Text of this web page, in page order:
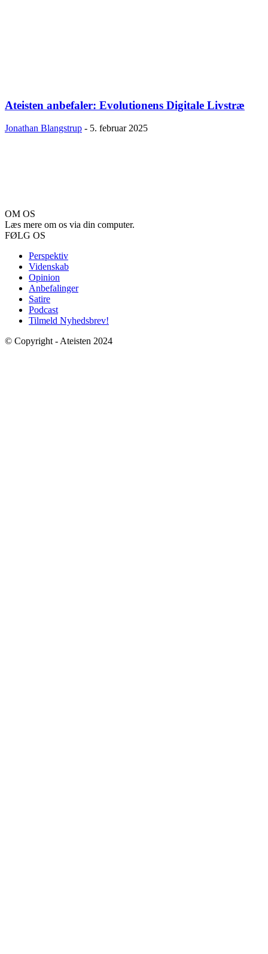
Ateisten anbefaler: Evolutionens Digitale Livstræ
Jonathan Blangstrup - 5. februar 2025
OM OS
Læs mere om os via din computer.
FØLG OS
Perspektiv
Videnskab
Opinion
Anbefalinger
Satire
Podcast
Tilmeld Nyhedsbrev!
© Copyright - Ateisten 2024